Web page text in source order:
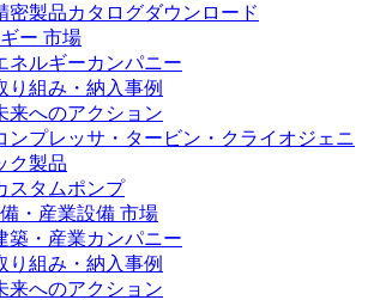
密製品カタログダウンロード
ー 市場
ネルギーカンパニー
り組み・納入事例
来へのアクション
ンプレッサ・タービン・クライオジェニ
ク製品
スタムポンプ
・産業設備 市場
築・産業カンパニー
り組み・納入事例
来へのアクション